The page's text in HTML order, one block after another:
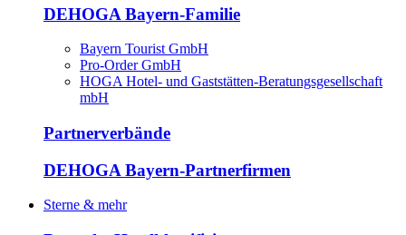
DEHOGA Bayern-Familie
Bayern Tourist GmbH
Pro-Order GmbH
HOGA Hotel- und Gaststätten-Beratungsgesellschaft
mbH
Partnerverbände
DEHOGA Bayern-Partnerfirmen
Sterne & mehr